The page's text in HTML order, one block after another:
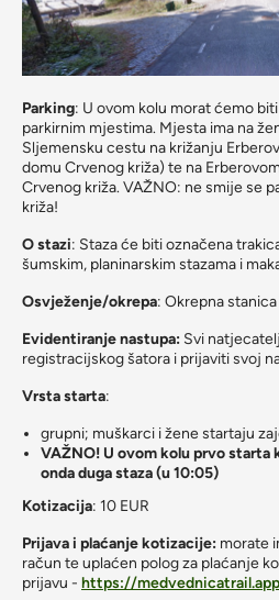
Parking: U ovom kolu morat ćemo
parkirnim mjestima. Mjesta ima na
Sljemensku cestu na križanju
domu Crvenog križa) te na
Crvenog križa. VAŽNO: ne smije se
križa!
O stazi: Staza će biti označena
šumskim, planinarskim stazama i
Osvježenje/okrepa: Okrepna
Evidentiranje nastupa: Svi
registracijskog šatora i prijaviti svoj
Vrsta starta:
grupni; muškarci i žene startaju
VAŽNO! U ovom kolu prvo starta
onda duga staza (u 10:05)
Kotizacija: 10 EUR
Prijava i plaćanje kotizacije: morate
račun te uplaćen polog za plaćanje
prijavu - https://